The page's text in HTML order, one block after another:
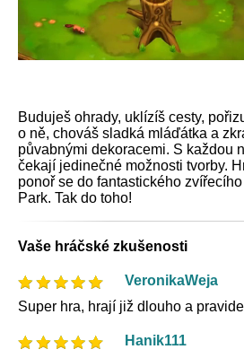
Buduješ ohrady, uklízíš cesty,
o ně, chováš sladká mláďátka a
půvabnými dekoracemi. S každou
čekají jedinečné možnosti tvorby.
ponoř se do fantastického
Park. Tak do toho!
Vaše hráčské zkušenosti
VeronikaWeja
Super hra, hrají již dlouho a
Hanik111